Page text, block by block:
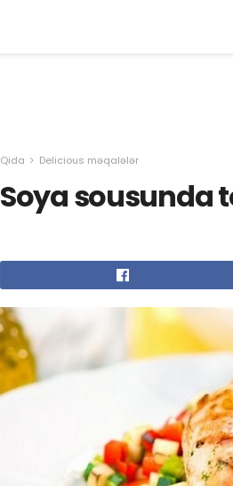
Qida Delicious məqalələr
Soya sousunda